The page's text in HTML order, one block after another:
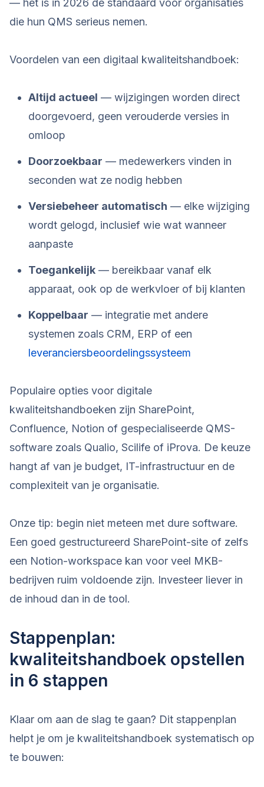
— het is in 2026 de standaard voor organisaties
die hun QMS serieus nemen.
Voordelen van een digitaal kwaliteitshandboek:
Altijd actueel — wijzigingen worden direct
doorgevoerd, geen verouderde versies in
omloop
Doorzoekbaar — medewerkers vinden in
seconden wat ze nodig hebben
Versiebeheer automatisch — elke wijziging
wordt gelogd, inclusief wie wat wanneer
aanpaste
Toegankelijk — bereikbaar vanaf elk
apparaat, ook op de werkvloer of bij klanten
Koppelbaar — integratie met andere
systemen zoals CRM, ERP of een
leveranciersbeoordelingssysteem
Populaire opties voor digitale
kwaliteitshandboeken zijn SharePoint,
Confluence, Notion of gespecialiseerde QMS-
software zoals Qualio, Scilife of iProva. De keuze
hangt af van je budget, IT-infrastructuur en de
complexiteit van je organisatie.
Onze tip: begin niet meteen met dure software.
Een goed gestructureerd SharePoint-site of zelfs
een Notion-workspace kan voor veel MKB-
bedrijven ruim voldoende zijn. Investeer liever in
de inhoud dan in de tool.
Stappenplan:
kwaliteitshandboek opstellen
in 6 stappen
Klaar om aan de slag te gaan? Dit stappenplan
helpt je om je kwaliteitshandboek systematisch op
te bouwen: